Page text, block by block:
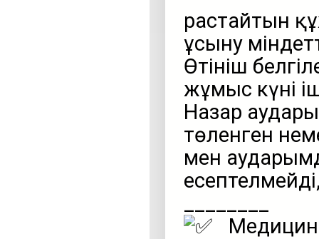
растайтын
ұсыну
Өтініш
жұмыс күні
Назар
төленген
мен
________